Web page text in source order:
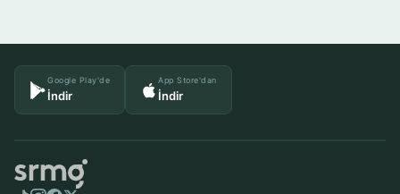
Google Play'de
İndir
App Store'dan
İndir